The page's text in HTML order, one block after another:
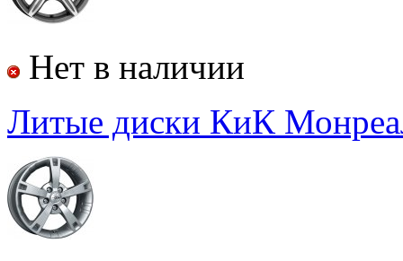
Нет в наличии
Литые диски КиК